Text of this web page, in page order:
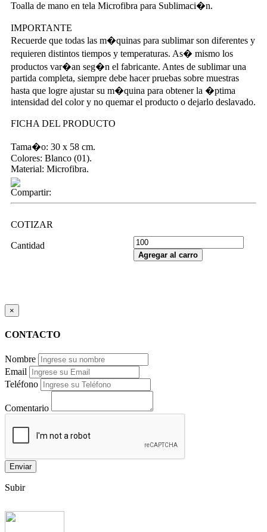
Toalla de mano en tela Microfibra para Sublimaci�n.
IMPORTANTE
Recuerde que todas las m�quinas para sublimar son diferentes y
requieren distintos tiempos y temperaturas. As� mismo los
productos var�an seg�n el fabricante. Antes de sublimar una
partida completa, siempre debe hacer pruebas sobre muestras
hasta que logre ajustar su m�quina para obtener la �ptima
intensidad del color y no quemar el producto o dejarlo deslavado.
FICHA DEL PRODUCTO
Tama�o: 30 x 58 cm.
Colores: Blanco (01).
Material: Microfibra.
Compartir:
COTIZAR
Cantidad
Agregar al carro
×
CONTACTO
Nombre
Email
Teléfono
Comentario
Enviar
Subir